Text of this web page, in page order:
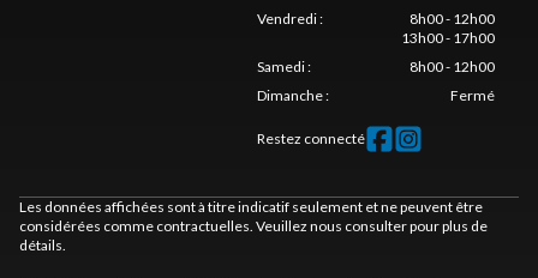
Vendredi:
8h00 - 12h00
13h00 - 17h00
Samedi:
8h00 - 12h00
Dimanche: Fermé
Restez connecté
Les données affichées sont à titre indicatif seulement et ne peuvent être
considérées comme contractuelles. Veuillez nous consulter pour plus de
détails.